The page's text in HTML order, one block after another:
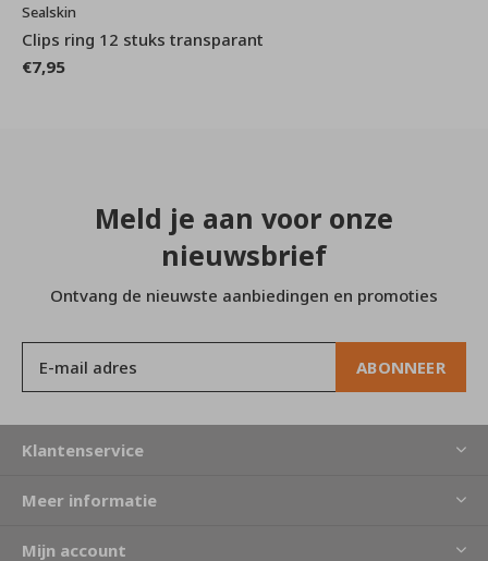
Sealskin
Clips ring 12 stuks transparant
€7,95
Meld je aan voor onze
nieuwsbrief
Ontvang de nieuwste aanbiedingen en promoties
ABONNEER
Klantenservice
Meer informatie
Mijn account